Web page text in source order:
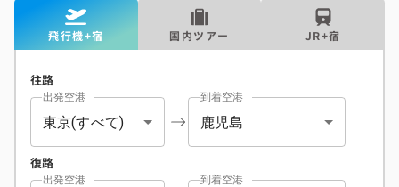
飛行機+宿 国内ツアー JR+宿
往路
出発空港
東京(すべて)
到着空港
鹿児島
復路
出発空港 到着空港